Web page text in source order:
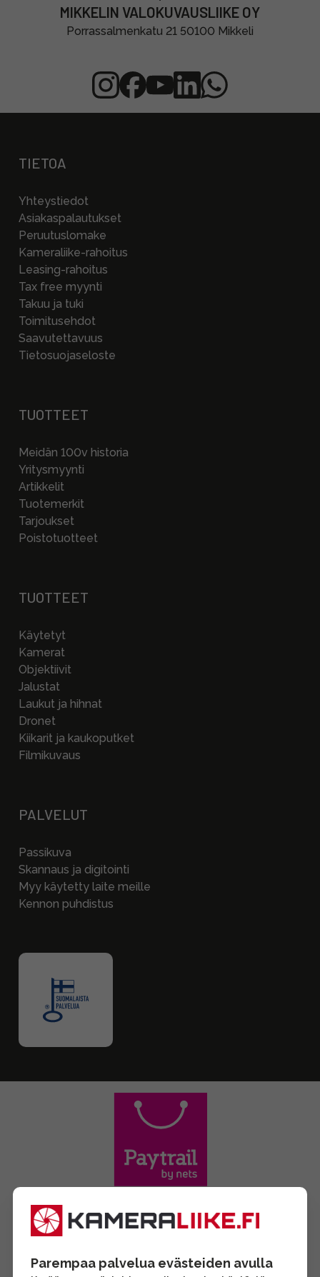
MIKKELIN VALOKUVAUSLIIKE OY
Porrassalmenkatu 21 50100 Mikkeli
TIETOA
Yhteystiedot
Asiakaspalautukset
Peruutuslomake
Kameraliike-rahoitus
Leasing-rahoitus
Tax free myynti
Takuu ja tuki
Toimitusehdot
Saavutettavuus
Tietosuojaseloste
TUOTTEET
Meidän 100v historia
Yritysmyynti
Artikkelit
Tuotemerkit
Tarjoukset
Poistotuotteet
TUOTTEET
Käytetyt
Kamerat
Objektiivit
Jalustat
Laukut ja hihnat
Dronet
Kiikarit ja kaukoputket
Filmikuvaus
PALVELUT
Passikuva
Skannaus ja digitointi
Myy käytetty laite meille
Kennon puhdistus
Parempaa palvelua evästeiden avulla